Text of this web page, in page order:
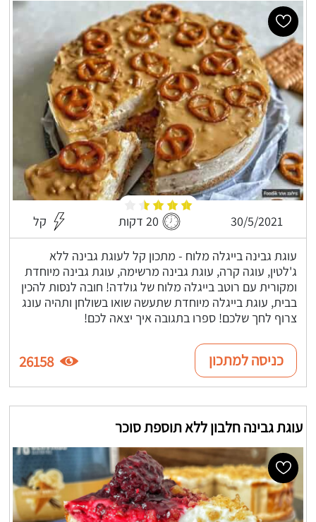
30/5/2021 20 דקות קל
עוגת גבינה בייגלה מלוח - מתכון קל לעוגת גבינה ללא
ג'לטין, עוגה קרה, עוגת גבינה מרשימה, עוגת גבינה מיוחדת
ומקורית עם רוטב בייגלה מלוח של גולדה! חובה לנסות להכין
בבית, עוגת בייגלה מיוחדת שתעשה שואו בשולחן ותהיה עונג
צרוף לחך שלכם! ספרו בתגובה איך יצאה לכם!
כניסה למתכון 26158
עוגת גבינה חלבון ללא תוספת סוכר